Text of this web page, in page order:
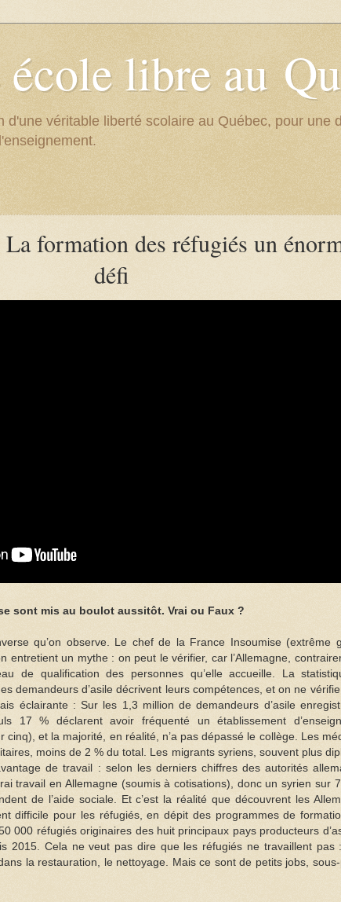
libre au
d'une véritable liberté scolaire au Québec, pour une
formation des réfugiés un
défi
sont mis au boulot aussitôt. Vrai ou Faux ?
qu’on observe. Le chef de la France Insoumise (extrême
entretient un mythe : on peut le vérifier, car l’Allemagne,
de qualification des personnes qu’elle accueille. La
demandeurs d’asile décrivent leurs compétences, et on ne
éclairante : Sur les 1,3 million de demandeurs d’asile
17 % déclarent avoir fréquenté un établissement
cinq), et la majorité, en réalité, n’a pas dépassé le collège. Les
moins de 2 % du total. Les migrants syriens, souvent plus
de travail : selon les derniers chiffres des autorités
travail en Allemagne (soumis à cotisations), donc un syrien sur
de l’aide sociale. Et c’est la réalité que découvrent les
difficile pour les réfugiés, en dépit des programmes de
000 réfugiés originaires des huit principaux pays producteurs
2015. Cela ne veut pas dire que les réfugiés ne travaillent pas
la restauration, le nettoyage. Mais ce sont de petits jobs, sous-